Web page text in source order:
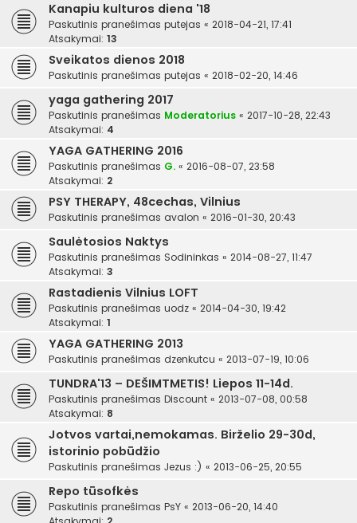
Kanapiu kulturos diena '18
Paskutinis pranešimas putejas « 2018-04-21, 17:41
Atsakymai: 13
Sveikatos dienos 2018
Paskutinis pranešimas putejas « 2018-02-20, 14:46
yaga gathering 2017
Paskutinis pranešimas Moderatorius « 2017-10-28, 22:43
Atsakymai: 4
YAGA GATHERING 2016
Paskutinis pranešimas G. « 2016-08-07, 23:58
Atsakymai: 2
PSY THERAPY, 48cechas, Vilnius
Paskutinis pranešimas avalon « 2016-01-30, 20:43
Saulėtosios Naktys
Paskutinis pranešimas Sodininkas « 2014-08-27, 11:47
Atsakymai: 3
Rastadienis Vilnius LOFT
Paskutinis pranešimas uodz « 2014-04-30, 19:42
Atsakymai: 1
YAGA GATHERING 2013
Paskutinis pranešimas dzenkutcu « 2013-07-19, 10:06
TUNDRA'13 – DEŠIMTMETIS! Liepos 11-14d.
Paskutinis pranešimas Discount « 2013-07-08, 00:58
Atsakymai: 8
Jotvos vartai,nemokamas. Birželio 29-30d,
istorinio pobūdžio
Paskutinis pranešimas Jezus :) « 2013-06-25, 20:55
Repo tūsofkės
Paskutinis pranešimas PsY « 2013-06-20, 14:40